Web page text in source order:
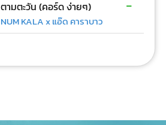
ตามตะวัน (คอร์ด ง่ายๆ)
NUM KALA x แอ๊ด คาราบาว
-